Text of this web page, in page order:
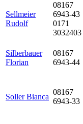
Sellmeier
Rudolf
08167
6943-43
0171
3032403
Silberbauer
Florian
08167
6943-44
Soller Bianca
08167
6943-33